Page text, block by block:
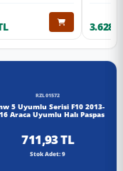
RZL01572
5 Uyumlu Serisi F10 2013-
Araca Uyumlu Halı Paspas
711,93 TL
Stok Adet: 9